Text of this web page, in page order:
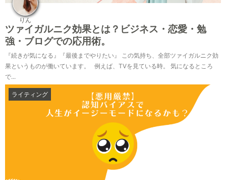
ツァイガルニク効果とは？ビジネス・恋愛・勉
強・ブログでの応用術。
りん
『続きが気になる』『最後までやりたい』 この気持ち、全部ツァイガルニク効
果というものが働いています。 例えば、TVを見ている時。 気になるところ
で...
ライティング